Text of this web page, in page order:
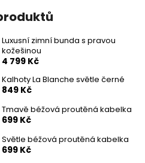
Luxusní zimní bunda s pravou
kožešinou
4 799 Kč
Kalhoty La Blanche světle černé
849 Kč
Tmavě béžová proutěná kabelka
699 Kč
Světle béžová proutěná kabelka
699 Kč